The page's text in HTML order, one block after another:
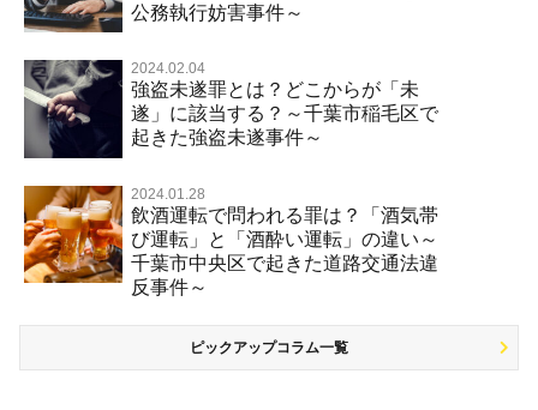
公務執行妨害事件～
2024.02.04
強盗未遂罪とは？どこからが「未
遂」に該当する？～千葉市稲毛区で
起きた強盗未遂事件～
2024.01.28
飲酒運転で問われる罪は？「酒気帯
び運転」と「酒酔い運転」の違い～
千葉市中央区で起きた道路交通法違
反事件～
ピックアップコラム一覧